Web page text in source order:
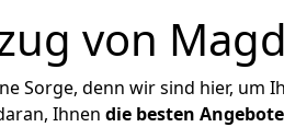
von
Sorge, denn wir sind hier, um
Ihnen die besten